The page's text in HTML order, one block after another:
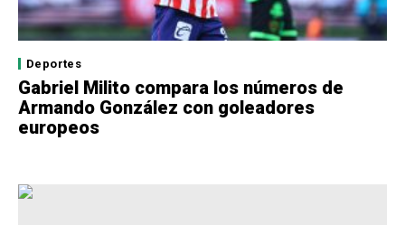
Deportes
Gabriel Milito compara los números de
Armando González con goleadores
europeos